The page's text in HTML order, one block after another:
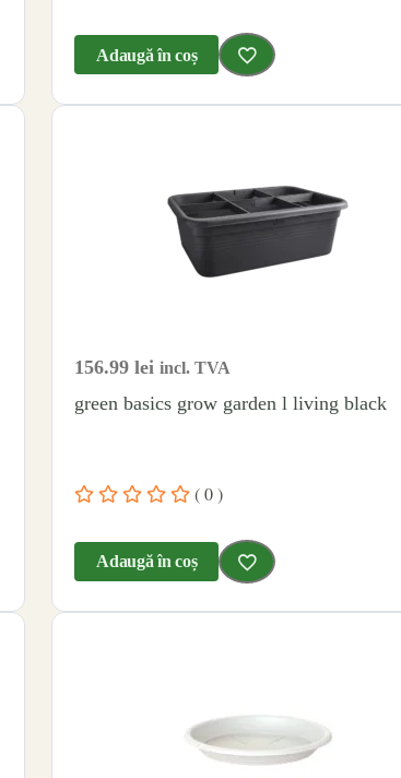
Adaugă în coș
156.99lei incl. TVA
green basics grow garden l living black
( 0 )
Adaugă în coș